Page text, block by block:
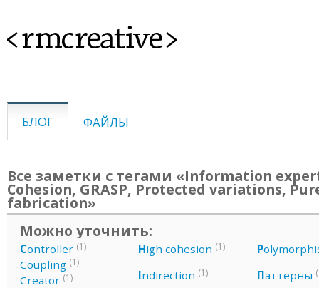
<rmcreative>
БЛОГ ФАЙЛЫ
Все заметки с тегами «Information
Cohesion, GRASP, Protected variations,
fabrication»
Можно уточнить:
Controller (1)
Coupling (1)
Creator (1)
High cohesion (1)
Indirection (1)
P
Паттерны